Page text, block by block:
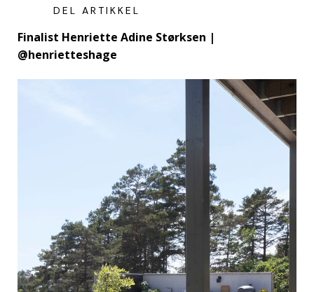
DEL ARTIKKEL
Finalist Henriette Adine Størksen |
@henrietteshage